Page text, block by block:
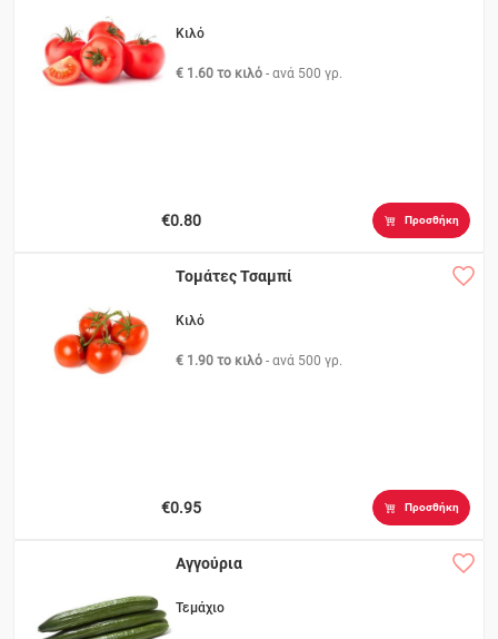
Κιλό
€ 1.60 το κιλό - ανά 500 γρ.
€0.80 Προσθήκη
Τομάτες Τσαμπί
Κιλό
€ 1.90 το κιλό - ανά 500 γρ.
€0.95 Προσθήκη
Αγγούρια
Τεμάχιο